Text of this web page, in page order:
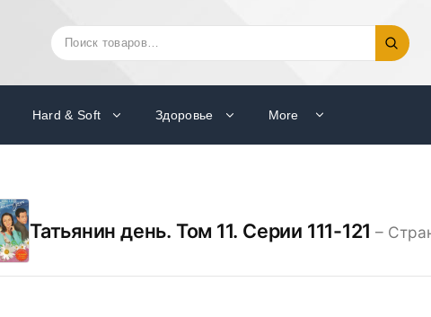
Искать:
Hard & Soft Здоровье More
Татьянин день. Том 11. Серии 111-121 –